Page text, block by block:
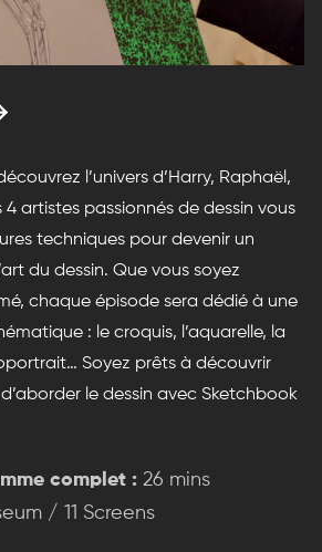
l’univers d’Harry, Raphaël,
4 artistes passionnés de dessin vous
techniques pour devenir un
du dessin. Que vous soyez
chaque épisode sera dédié à une
: le croquis, l’aquarelle, la
Soyez prêts à découvrir
le dessin avec Sketchbook
complet : 26 mins
/ 11 Screens